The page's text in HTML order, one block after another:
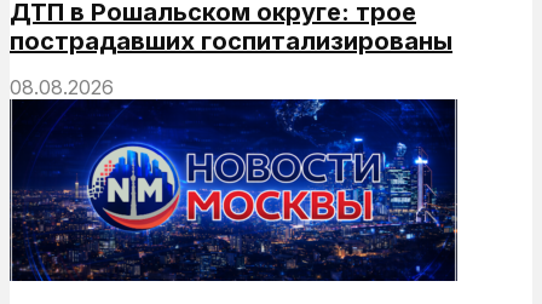
ДТП в Рошальском округе: трое
пострадавших госпитализированы
08.08.2026